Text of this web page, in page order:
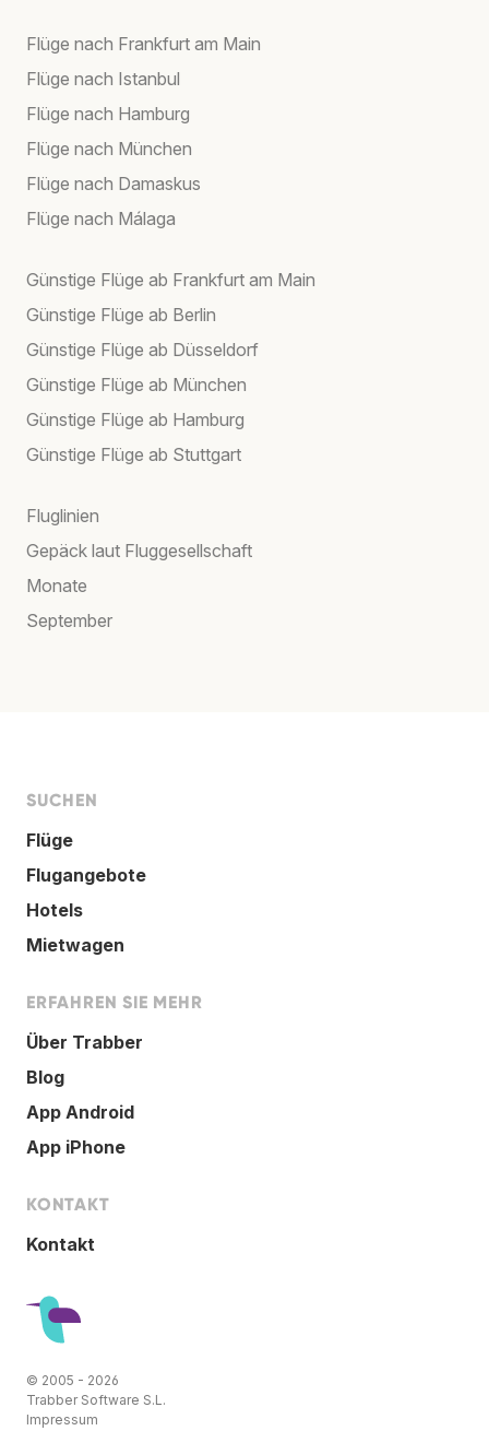
Flüge nach Frankfurt am Main
Flüge nach Istanbul
Flüge nach Hamburg
Flüge nach München
Flüge nach Damaskus
Flüge nach Málaga
Günstige Flüge ab Frankfurt am Main
Günstige Flüge ab Berlin
Günstige Flüge ab Düsseldorf
Günstige Flüge ab München
Günstige Flüge ab Hamburg
Günstige Flüge ab Stuttgart
Fluglinien
Gepäck laut Fluggesellschaft
Monate
September
SUCHEN
Flüge
Flugangebote
Hotels
Mietwagen
ERFAHREN SIE MEHR
Über Trabber
Blog
App Android
App iPhone
KONTAKT
Kontakt
© 2005 - 2026
Trabber Software S.L.
Impressum